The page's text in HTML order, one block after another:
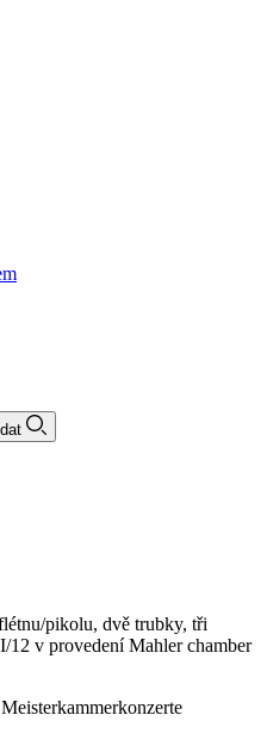
pikolu, dvě trubky, tři
v provedení Mahler chamber